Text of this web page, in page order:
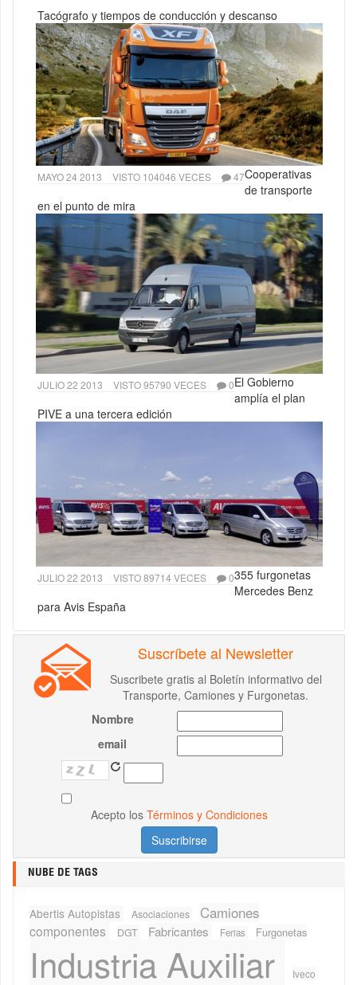
Tacógrafo y tiempos de conducción y descanso
MAYO 24 2013 VISTO 104046 VECES 47Cooperativas
de transporte
en el punto de mira
JULIO 22 2013 VISTO 95790 VECES 0El Gobierno
amplía el plan
PIVE a una tercera edición
JULIO 22 2013 VISTO 89714 VECES 0355 furgonetas
Mercedes Benz
para Avis España
Suscríbete al Newsletter
Suscribete gratis al Boletín informativo del
Transporte, Camiones y Furgonetas.
Nombre
email
Acepto los Términos y Condiciones
NUBE DE TAGS
Abertis Autopistas Asociaciones Camiones
componentes DGT Fabricantes Ferias Furgonetas
Industria Auxiliar
Iveco